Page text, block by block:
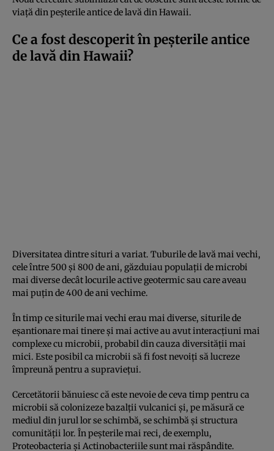
viață din peșterile antice de lavă din Hawaii.
Ce a fost descoperit în peșterile antice
de lavă din Hawaii?
Diversitatea dintre situri a variat. Tuburile de lavă mai vechi,
cele între 500 și 800 de ani, găzduiau populații de microbi
mai diverse decât locurile active geotermic sau care aveau
mai puțin de 400 de ani vechime.
În timp ce siturile mai vechi erau mai diverse, siturile de
eșantionare mai tinere și mai active au avut interacțiuni mai
complexe cu microbii, probabil din cauza diversității mai
mici. Este posibil ca microbii să fi fost nevoiți să lucreze
împreună pentru a supraviețui.
Cercetătorii bănuiesc că este nevoie de ceva timp pentru ca
microbii să colonizeze bazalții vulcanici și, pe măsură ce
mediul din jurul lor se schimbă, se schimbă și structura
comunității lor. În peșterile mai reci, de exemplu,
Proteobacteria și Actinobacteriile sunt mai răspândite.